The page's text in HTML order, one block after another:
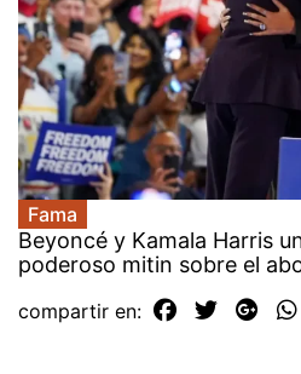
Fama
Beyoncé y Kamala Harris
poderoso mitin sobre el
compartir en: